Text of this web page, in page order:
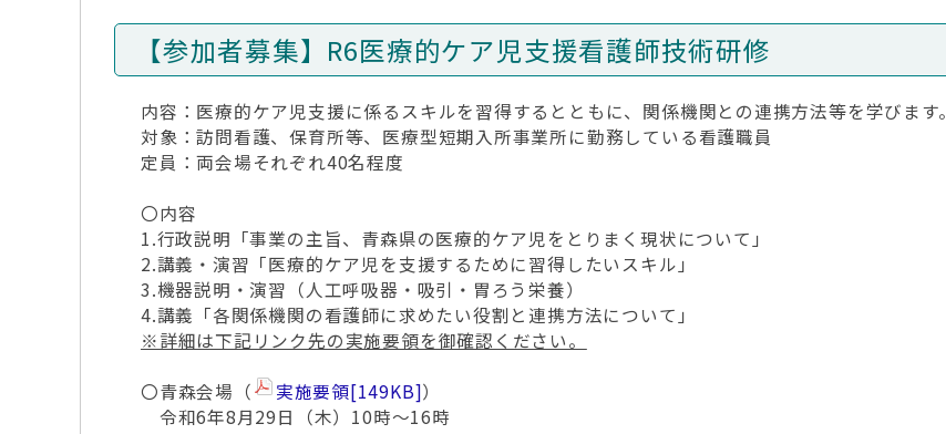
【参加者募集】R6医療的ケア児支援看護師技術研修
内容：医療的ケア児支援に係るスキルを習得するとともに、関係機関との連携方法等を学びます。
対象：訪問看護、保育所等、医療型短期入所事業所に勤務している看護職員
定員：両会場それぞれ40名程度
〇内容
1.行政説明「事業の主旨、青森県の医療的ケア児をとりまく現状について」
2.講義・演習「医療的ケア児を支援するために習得したいスキル」
3.機器説明・演習（人工呼吸器・吸引・胃ろう栄養）
4.講義「各関係機関の看護師に求めたい役割と連携方法について」
※詳細は下記リンク先の実施要領を御確認ください。
〇青森会場（
実施要領[149KB]）
令和6年8月29日（木）10時～16時